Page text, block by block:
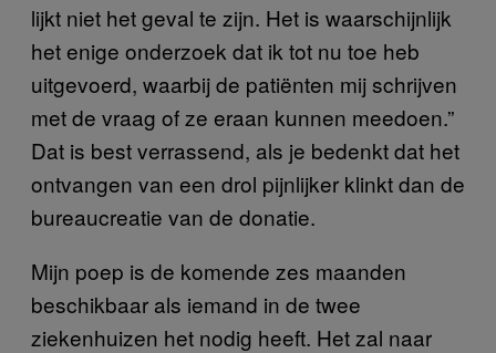
lijkt niet het geval te zijn. Het is waarschijnlijk
het enige onderzoek dat ik tot nu toe heb
uitgevoerd, waarbij de patiënten mij schrijven
met de vraag of ze eraan kunnen meedoen.”
Dat is best verrassend, als je bedenkt dat het
ontvangen van een drol pijnlijker klinkt dan de
bureaucreatie van de donatie.
Mijn poep is de komende zes maanden
beschikbaar als iemand in de twee
ziekenhuizen het nodig heeft. Het zal naar